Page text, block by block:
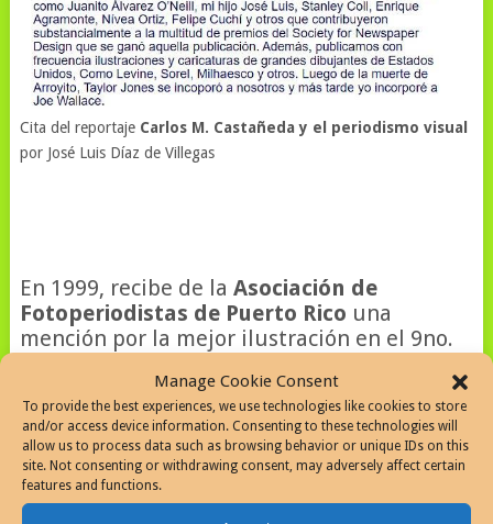
Manage Cookie Consent
To provide the best experiences, we use technologies like cookies to store
and/or access device information. Consenting to these technologies will
allow us to process data such as browsing behavior or unique IDs on this
site. Not consenting or withdrawing consent, may adversely affect certain
features and functions.
Cita del reportaje Carlos M. Castañeda y el periodismo visual
por José Luis Díaz de Villegas
En 1999, recibe de la Asociación de
Fotoperiodistas de Puerto Rico una
mención por la mejor ilustración en el 9no.
Fotoperiodismo.
Su trabajo como
ilustrador y
caricaturista estuvo
de manera